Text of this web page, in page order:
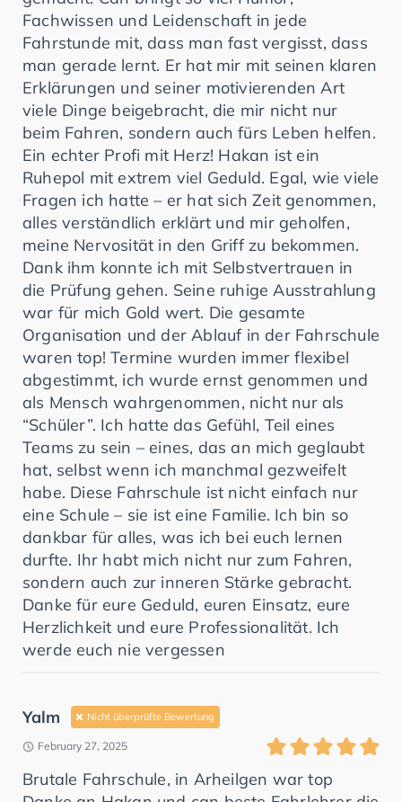
Fachwissen und Leidenschaft in jede
Fahrstunde mit, dass man fast vergisst, dass
man gerade lernt. Er hat mir mit seinen klaren
Erklärungen und seiner motivierenden Art
viele Dinge beigebracht, die mir nicht nur
beim Fahren, sondern auch fürs Leben helfen.
Ein echter Profi mit Herz! Hakan ist ein
Ruhepol mit extrem viel Geduld. Egal, wie viele
Fragen ich hatte – er hat sich Zeit genommen,
alles verständlich erklärt und mir geholfen,
meine Nervosität in den Griff zu bekommen.
Dank ihm konnte ich mit Selbstvertrauen in
die Prüfung gehen. Seine ruhige Ausstrahlung
war für mich Gold wert. Die gesamte
Organisation und der Ablauf in der Fahrschule
waren top! Termine wurden immer flexibel
abgestimmt, ich wurde ernst genommen und
als Mensch wahrgenommen, nicht nur als
“Schüler”. Ich hatte das Gefühl, Teil eines
Teams zu sein – eines, das an mich geglaubt
hat, selbst wenn ich manchmal gezweifelt
habe. Diese Fahrschule ist nicht einfach nur
eine Schule – sie ist eine Familie. Ich bin so
dankbar für alles, was ich bei euch lernen
durfte. Ihr habt mich nicht nur zum Fahren,
sondern auch zur inneren Stärke gebracht.
Danke für eure Geduld, euren Einsatz, eure
Herzlichkeit und eure Professionalität. Ich
werde euch nie vergessen
Yalm Nicht überprüfte Bewertung
February 27, 2025
Brutale Fahrschule, in Arheilgen war top